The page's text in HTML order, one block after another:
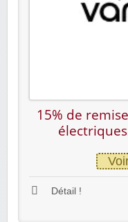
15% de
Détail !